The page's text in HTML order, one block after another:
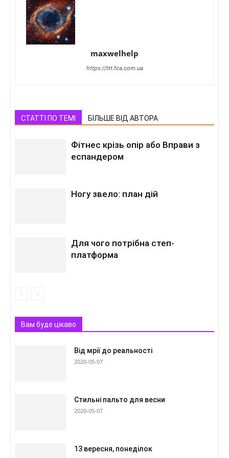
maxwelhelp
https://ttt.1ca.com.ua
СТАТТІ ПО ТЕМІ БІЛЬШЕ ВІД АВТОРА
Фітнес крізь опір або Вправи з
еспандером
Ногу звело: план дій
Для чого потрібна степ-
платформа
Вам буде цікаво
Від мрії до реальності
2020-05-07
Стильні пальто для весни
2020-05-07
13 вересня, понеділок